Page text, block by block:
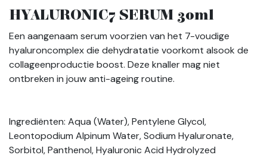
HYALURONIC7 SERUM 30ml
Een aangenaam serum voorzien van het 7-voudige
hyaluroncomplex die dehydratatie voorkomt alsook de
collageenproductie boost. Deze knaller mag niet
ontbreken in jouw anti-ageing routine.
Ingrediënten: Aqua (Water), Pentylene Glycol,
Leontopodium Alpinum Water, Sodium Hyaluronate,
Sorbitol, Panthenol, Hyaluronic Acid Hydrolyzed